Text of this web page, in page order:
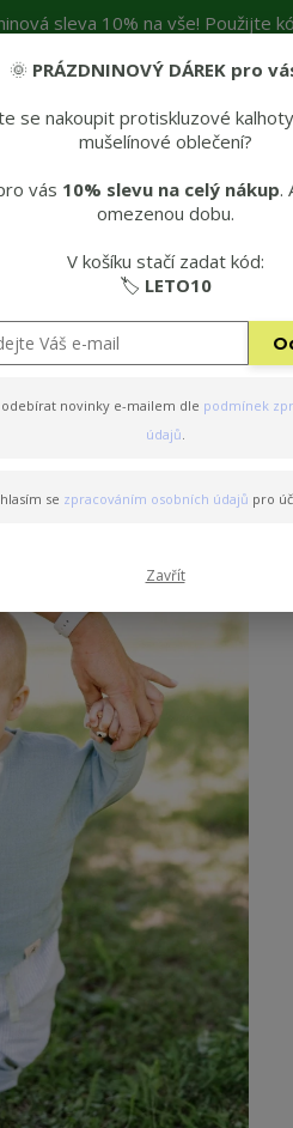
sleva 10% na vše! Použijte
👶Spokojení malí lezci 💡Mohlo by se
👌 Edice s KŠANDAMI 2v1
dětské tričko - OLIVOVÁ
🌞 PRÁZDNINOVÝ DÁREK pro
se nakoupit protiskluzové
mušelínové oblečení?
vás 10% slevu na celý nákup.
omezenou dobu.
V košíku stačí zadat kód:
🏷️ LETO10
odebírat novinky e-mailem dle podmínek
údajů.
se zpracováním osobních údajů pro
Zavřít